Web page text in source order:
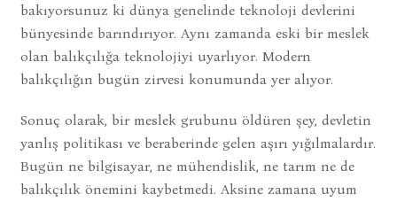
bakıyorsunuz ki dünya genelinde teknoloji devlerini
bünyesinde barındırıyor. Aynı zamanda eski bir meslek
olan balıkçılığa teknolojiyi uyarlıyor. Modern
balıkçılığın bugün zirvesi konumunda yer alıyor.
Sonuç olarak, bir meslek grubunu öldüren şey, devletin
yanlış politikası ve beraberinde gelen aşırı yığılmalardır.
Bugün ne bilgisayar, ne mühendislik, ne tarım ne de
balıkçılık önemini kaybetmedi. Aksine zamana uyum